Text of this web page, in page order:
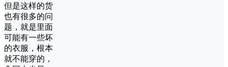
但是这样的货
也有很多的问
题，就是里面
可能有一些坏
的衣服，根本
就不能穿的，